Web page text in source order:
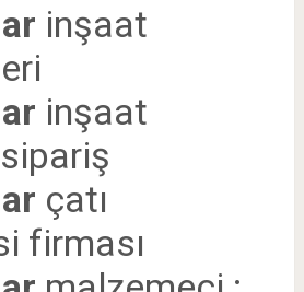
inşaat
inşaat
çatı
firması